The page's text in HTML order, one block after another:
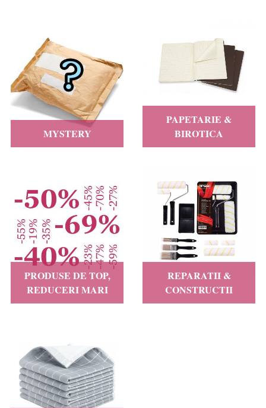
MYSTERY
PAPETARIE &
BIROTICA
PRODUSE DE TOP,
REDUCERI MARI
REPARATII &
CONSTRUCTII